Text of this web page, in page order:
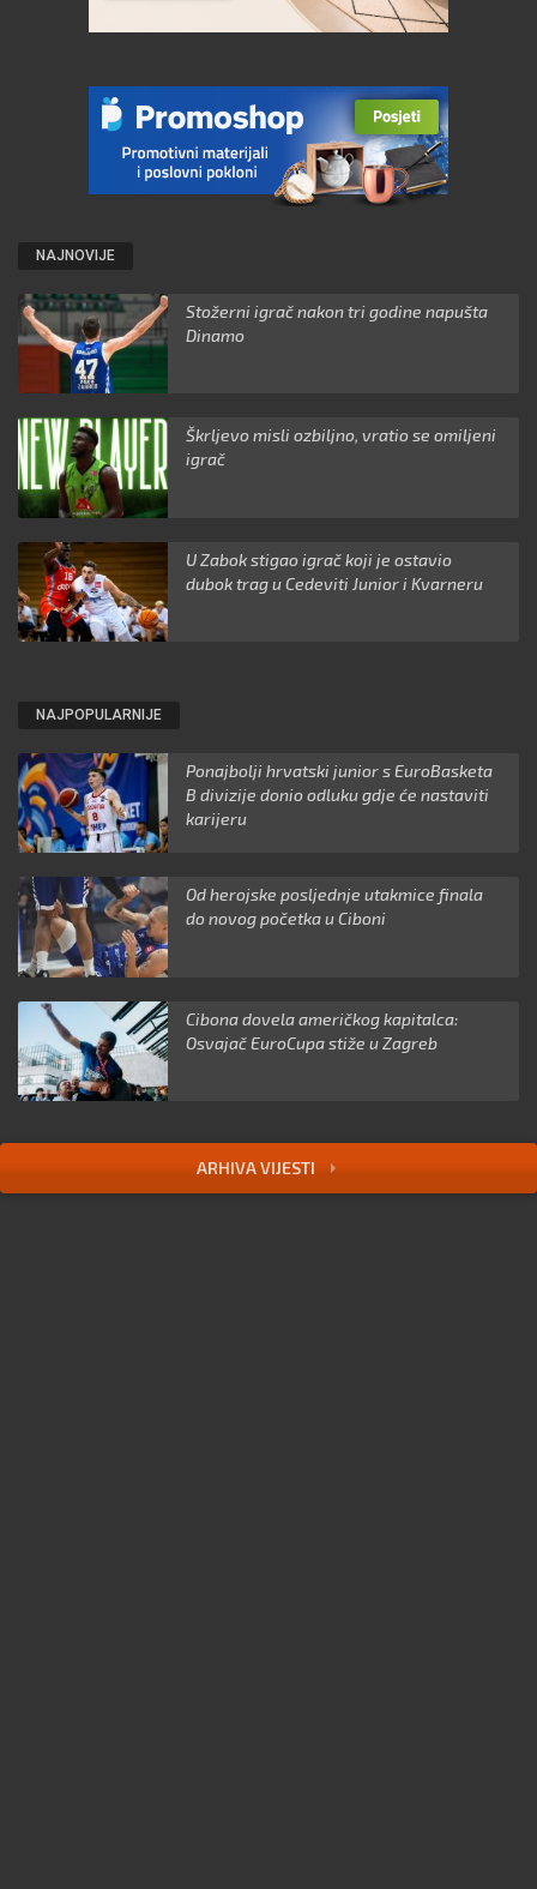
NAJNOVIJE
Stožerni igrač nakon tri godine napušta
Dinamo
Škrljevo misli ozbiljno, vratio se omiljeni
igrač
U Zabok stigao igrač koji je ostavio
dubok trag u Cedeviti Junior i Kvarneru
NAJPOPULARNIJE
Ponajbolji hrvatski junior s EuroBasketa
B divizije donio odluku gdje će nastaviti
karijeru
Od herojske posljednje utakmice finala
do novog početka u Ciboni
Cibona dovela američkog kapitalca:
Osvajač EuroCupa stiže u Zagreb
ARHIVA VIJESTI